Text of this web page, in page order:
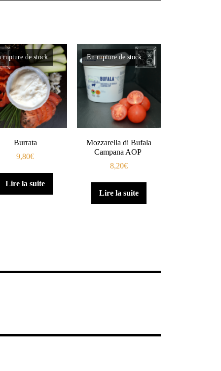
rupture de stock
Burrata
9,80€
Lire la suite
En rupture de stock
Mozzarella di Bufala
Campana AOP
8,20€
Lire la suite